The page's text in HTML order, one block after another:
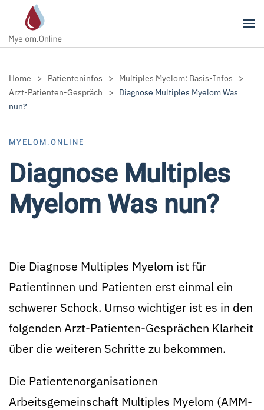
Zum Hauptinhalt springen
Home Patienteninfos
Multiples Myelom: Basis-Infos
Arzt-Patienten-Gespräch
Diagnose Multiples Myelom Was
nun?
MYELOM.ONLINE
Diagnose Multiples
Myelom Was nun?
Die Diagnose Multiples Myelom ist für
Patientinnen und Patienten erst einmal ein
schwerer Schock. Umso wichtiger ist es in den
folgenden Arzt-Patienten-Gesprächen Klarheit
über die weiteren Schritte zu bekommen.
Die Patientenorganisationen
Arbeitsgemeinschaft Multiples Myelom (AMM-